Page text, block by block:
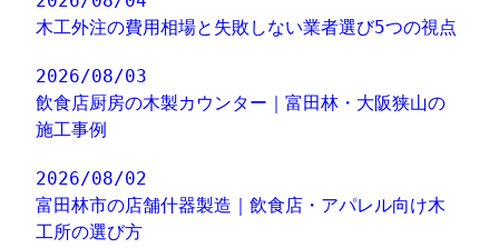
木工外注の費用相場と失敗しない業者選び5つの視点
2026/08/03
飲食店厨房の木製カウンター｜富田林・大阪狭山の
施工事例
2026/08/02
富田林市の店舗什器製造｜飲食店・アパレル向け木
工所の選び方